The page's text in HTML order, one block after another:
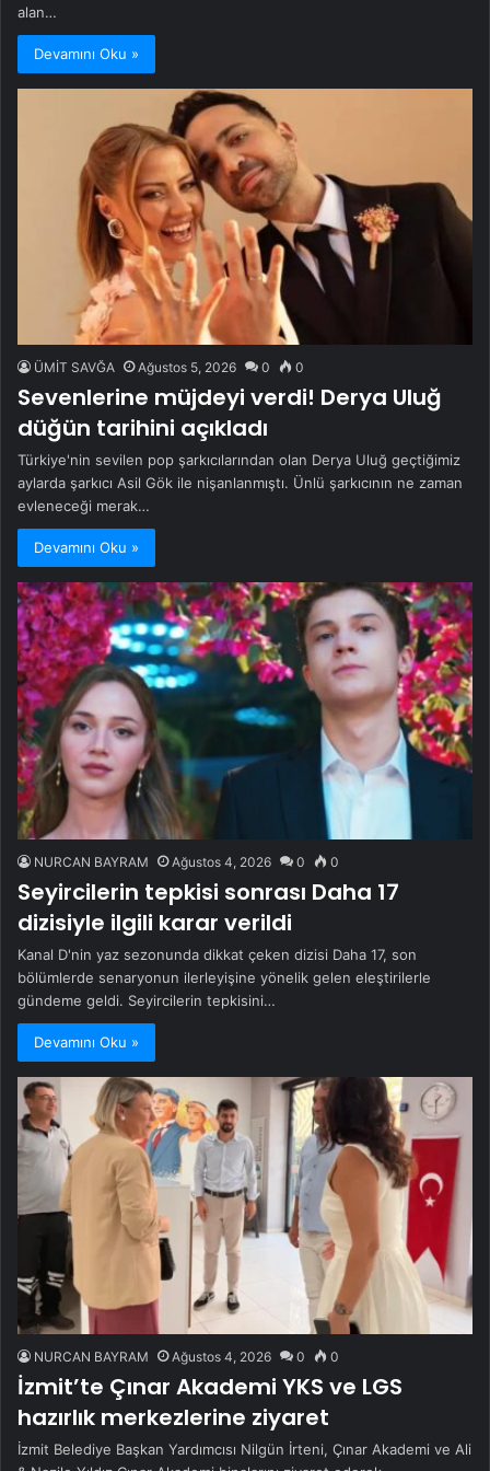
alan…
Devamını Oku »
ÜMİT SAVĞA Ağustos 5, 2026 0 0
Sevenlerine müjdeyi verdi! Derya Uluğ
düğün tarihini açıkladı
Türkiye'nin sevilen pop şarkıcılarından olan Derya Uluğ geçtiğimiz
aylarda şarkıcı Asil Gök ile nişanlanmıştı. Ünlü şarkıcının ne zaman
evleneceği merak…
Devamını Oku »
NURCAN BAYRAM Ağustos 4, 2026 0 0
Seyircilerin tepkisi sonrası Daha 17
dizisiyle ilgili karar verildi
Kanal D'nin yaz sezonunda dikkat çeken dizisi Daha 17, son
bölümlerde senaryonun ilerleyişine yönelik gelen eleştirilerle
gündeme geldi. Seyircilerin tepkisini…
Devamını Oku »
NURCAN BAYRAM Ağustos 4, 2026 0 0
İzmit’te Çınar Akademi YKS ve LGS
hazırlık merkezlerine ziyaret
İzmit Belediye Başkan Yardımcısı Nilgün İrteni, Çınar Akademi ve Ali